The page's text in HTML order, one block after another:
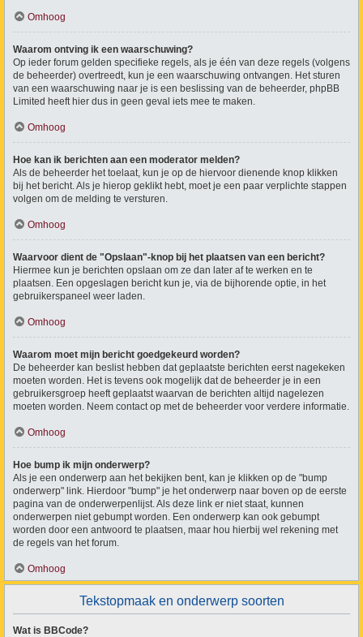
Omhoog
Waarom ontving ik een waarschuwing?
Op ieder forum gelden specifieke regels, als je één van deze regels (volgens
de beheerder) overtreedt, kun je een waarschuwing ontvangen. Het sturen
van een waarschuwing naar je is een beslissing van de beheerder, phpBB
Limited heeft hier dus in geen geval iets mee te maken.
Omhoog
Hoe kan ik berichten aan een moderator melden?
Als de beheerder het toelaat, kun je op de hiervoor dienende knop klikken
bij het bericht. Als je hierop geklikt hebt, moet je een paar verplichte stappen
volgen om de melding te versturen.
Omhoog
Waarvoor dient de "Opslaan"-knop bij het plaatsen van een bericht?
Hiermee kun je berichten opslaan om ze dan later af te werken en te
plaatsen. Een opgeslagen bericht kun je, via de bijhorende optie, in het
gebruikerspaneel weer laden.
Omhoog
Waarom moet mijn bericht goedgekeurd worden?
De beheerder kan beslist hebben dat geplaatste berichten eerst nagekeken
moeten worden. Het is tevens ook mogelijk dat de beheerder je in een
gebruikersgroep heeft geplaatst waarvan de berichten altijd nagelezen
moeten worden. Neem contact op met de beheerder voor verdere informatie.
Omhoog
Hoe bump ik mijn onderwerp?
Als je een onderwerp aan het bekijken bent, kan je klikken op de "bump
onderwerp" link. Hierdoor "bump" je het onderwerp naar boven op de eerste
pagina van de onderwerpenlijst. Als deze link er niet staat, kunnen
onderwerpen niet gebumpt worden. Een onderwerp kan ook gebumpt
worden door een antwoord te plaatsen, maar hou hierbij wel rekening met
de regels van het forum.
Omhoog
Tekstopmaak en onderwerp soorten
Wat is BBCode?